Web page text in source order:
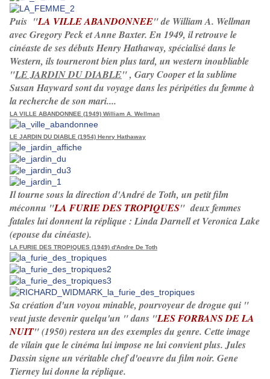
Puis "LA VILLE ABANDONNEE" de William A. Wellman
avec Gregory Peck et Anne Baxter. En 1949, il retrouve le
cinéaste de ses débuts Henry Hathaway, spécialisé dans le
Western, ils tourneront bien plus tard, un western inoubliable
"LE JARDIN DU DIABLE" , Gary Cooper et la sublime
Susan Hayward sont du voyage dans les péripéties du femme à
la recherche de son mari....
LA VILLE ABANDONNEE (1949) William A. Wellman
LE JARDIN DU DIABLE (1954) Henry Hathaway
Il tourne sous la direction d'André de Toth, un petit film
méconnu "LA FURIE DES TROPIQUES" deux femmes
fatales lui donnent la réplique : Linda Darnell et Veronica Lake
(epouse du cinéaste).
LA FURIE DES TROPIQUES (1949) d'Andre De Toth
Sa création d'un voyou minable, pourvoyeur de drogue qui "
veut juste devenir quelqu'un " dans "LES FORBANS DE LA
NUIT" (1950) restera un des exemples du genre. Cette image
de vilain que le cinéma lui impose ne lui convient plus. Jules
Dassin signe un véritable chef d'oeuvre du film noir. Gene
Tierney lui donne la réplique.